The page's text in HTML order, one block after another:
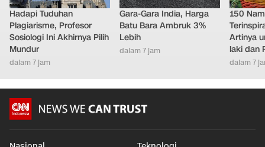
Hadapi Tuduhan
Plagiarisme, Profesor
Sosiologi Ini Akhirnya Pilih
Mundur
dalam 7 jam
Gara-Gara India, Harga
Batu Bara Ambruk 3%
Lebih
dalam 7 jam
150
Artinya
laki dan
dalam 7